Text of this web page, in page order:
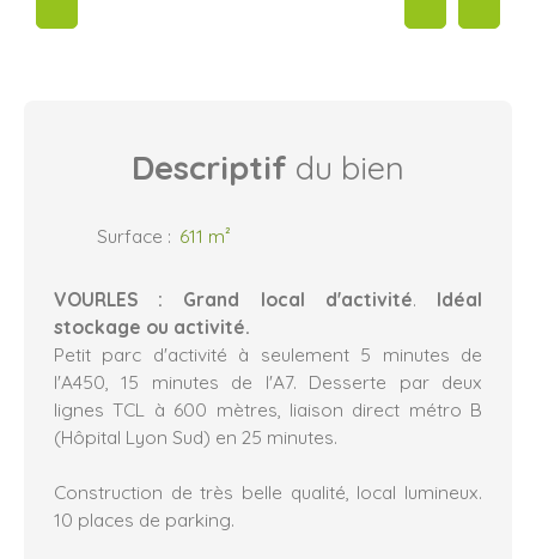
Descriptif du bien
Surface : 611 m²
VOURLES : Grand local d'activité. Idéal
stockage ou activité.
Petit parc d'activité à seulement 5 minutes de
l'A450, 15 minutes de l'A7. Desserte par deux
lignes TCL à 600 mètres, liaison direct métro B
(Hôpital Lyon Sud) en 25 minutes.
Construction de très belle qualité, local lumineux.
10 places de parking.